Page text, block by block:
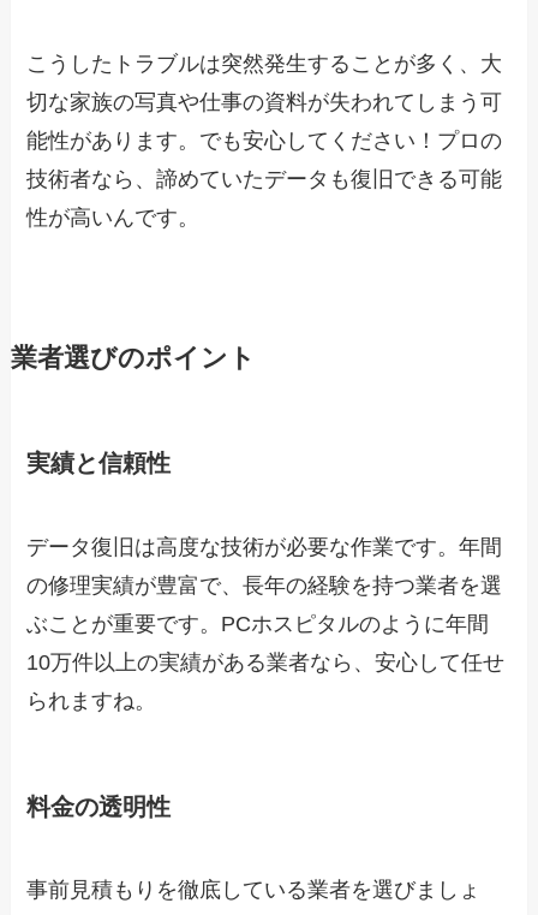
こうしたトラブルは突然発生することが多く、大
切な家族の写真や仕事の資料が失われてしまう可
能性があります。でも安心してください！プロの
技術者なら、諦めていたデータも復旧できる可能
性が高いんです。
業者選びのポイント
実績と信頼性
データ復旧は高度な技術が必要な作業です。年間
の修理実績が豊富で、長年の経験を持つ業者を選
ぶことが重要です。PCホスピタルのように年間
10万件以上の実績がある業者なら、安心して任せ
られますね。
料金の透明性
事前見積もりを徹底している業者を選びましょ